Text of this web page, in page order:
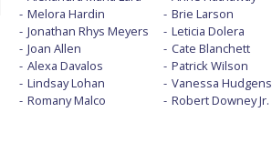
Melora Hardin
Jonathan Rhys Meyers
Joan Allen
Alexa Davalos
Lindsay Lohan
Romany Malco
Brie Larson
Leticia Dolera
Cate Blanchett
Patrick Wilson
Vanessa Hudgens
Robert Downey Jr.